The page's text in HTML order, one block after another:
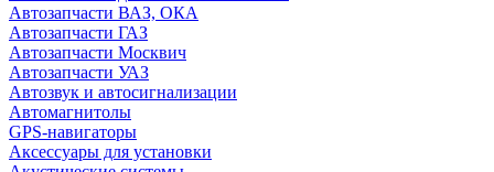
Автозапчасти ВАЗ, ОКА
Автозапчасти ГАЗ
Автозапчасти Москвич
Автозапчасти УАЗ
Автозвук и автосигнализации
Автомагнитолы
GPS-навигаторы
Аксессуары для установки